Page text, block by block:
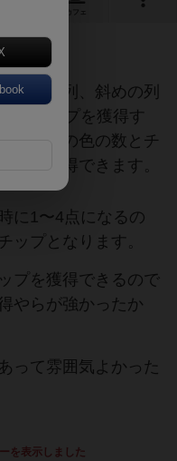
カフェ
列、横列、斜めの列
のチップを獲得す
タイルの色の数とチ
上で獲得できます。
に1〜4点になるの
ップとなります。
プを獲得できるので
やらが強かったか
って雰囲気よかった
を表示しました